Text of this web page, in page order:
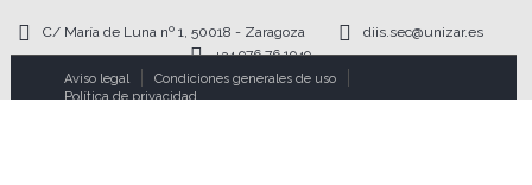
C/ María de Luna nº 1, 50018 - Zaragoza
diis.sec@unizar.es
+34 976 76 1949
Aviso legal
Condiciones generales de uso
Política de privacidad